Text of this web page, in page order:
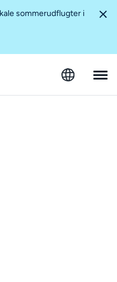
sommerudflugter i